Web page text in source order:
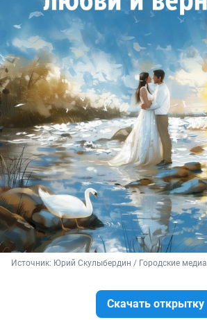
Источник: Юрий Скулыбердин / Городские медиа
Скачать открытку